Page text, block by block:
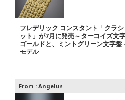
フレデリック コンスタント「クラ
ット」が7月に発売～ターコイズ文
ゴールドと、ミントグリーン文字盤
モデル
From : Angelus